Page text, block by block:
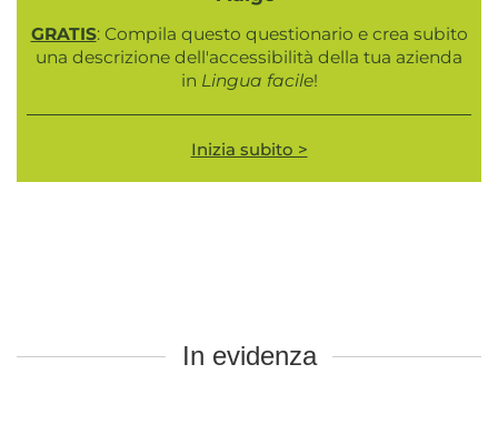
GRATIS: Compila questo questionario e crea subito
una descrizione dell'accessibilità della tua azienda
in Lingua facile!
Inizia subito >
In evidenza